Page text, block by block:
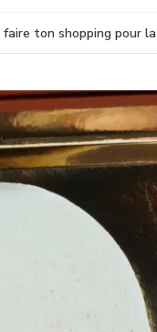
faire ton shopping pour